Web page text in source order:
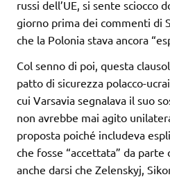
russi dell’UE, si sente sciocco
giorno prima dei commenti di
che la Polonia stava ancora
Col senno di poi, questa
patto di sicurezza polacco-
cui Varsavia segnalava il suo
non avrebbe mai agito
proposta poiché includeva
che fosse “accettata” da parte
anche darsi che Zelenskyj,